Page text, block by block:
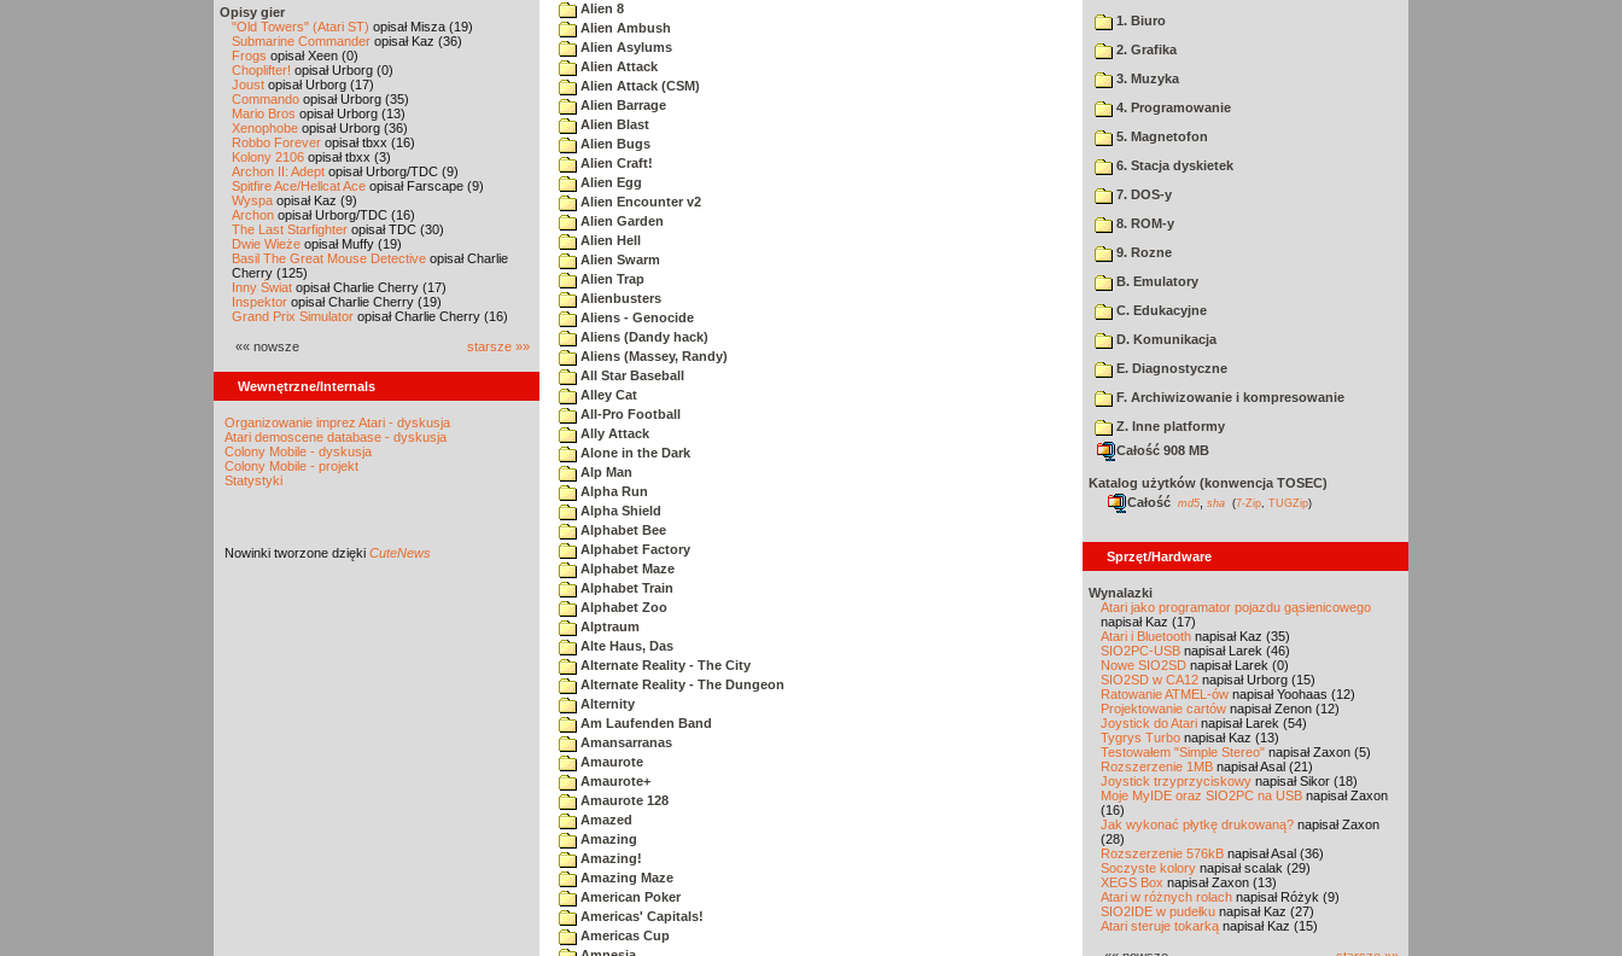
Opisy gier
"Old Towers" (Atari ST) opisał Misza (19)
Submarine Commander opisał Kaz (36)
Frogs opisał Xeen (0)
Choplifter! opisał Urborg (0)
Joust opisał Urborg (17)
Commando opisał Urborg (35)
Mario Bros opisał Urborg (13)
Xenophobe opisał Urborg (36)
Robbo Forever opisał tbxx (16)
Kolony 2106 opisał tbxx (3)
Archon II: Adept opisał Urborg/TDC (9)
Spitfire Ace/Hellcat Ace opisał Farscape (9)
Wyspa opisał Kaz (9)
Archon opisał Urborg/TDC (16)
The Last Starfighter opisał TDC (30)
Dwie Wieże opisał Muffy (19)
Basil The Great Mouse Detective opisał Charlie
Cherry (125)
Inny Świat opisał Charlie Cherry (17)
Inspektor opisał Charlie Cherry (19)
Grand Prix Simulator opisał Charlie Cherry (16)
«« nowsze starsze »»
Wewnętrzne/Internals
Organizowanie imprez Atari - dyskusja
Atari demoscene database - dyskusja
Colony Mobile - dyskusja
Colony Mobile - projekt
Statystyki
Nowinki tworzone dzięki CuteNews
Alien 8
Alien Ambush
Alien Asylums
Alien Attack
Alien Attack (CSM)
Alien Barrage
Alien Blast
Alien Bugs
Alien Craft!
Alien Egg
Alien Encounter v2
Alien Garden
Alien Hell
Alien Swarm
Alien Trap
Alienbusters
Aliens - Genocide
Aliens (Dandy hack)
Aliens (Massey, Randy)
All Star Baseball
Alley Cat
All-Pro Football
Ally Attack
Alone in the Dark
Alp Man
Alpha Run
Alpha Shield
Alphabet Bee
Alphabet Factory
Alphabet Maze
Alphabet Train
Alphabet Zoo
Alptraum
Alte Haus, Das
Alternate Reality - The City
Alternate Reality - The Dungeon
Alternity
Am Laufenden Band
Amansarranas
Amaurote
Amaurote+
Amaurote 128
Amazed
Amazing
Amazing!
Amazing Maze
American Poker
Americas' Capitals!
Americas Cup
1. Biuro
2. Grafika
3. Muzyka
4. Programowanie
5. Magnetofon
6. Stacja dyskietek
7. DOS-y
8. ROM-y
9. Rozne
B. Emulatory
C. Edukacyjne
D. Komunikacja
E. Diagnostyczne
F. Archiwizowanie i kompresowanie
Z. Inne platformy
Całość 908 MB
Katalog użytków (konwencja TOSEC)
Całość md5 sha (7-Zip TUGZip)
Sprzęt/Hardware
Wynalazki
Atari jako programator pojazdu gąsienicowego
napisał Kaz (17)
Atari i Bluetooth napisał Kaz (35)
SIO2PC-USB napisał Larek (46)
Nowe SIO2SD napisał Larek (0)
SIO2SD w CA12 napisał Urborg (15)
Ratowanie ATMEL-ów napisał Yoohaas (12)
Projektowanie cartów napisał Zenon (12)
Joystick do Atari napisał Larek (54)
Tygrys Turbo napisał Kaz (13)
Testowałem "Simple Stereo" napisał Zaxon (5)
Rozszerzenie 1MB napisał Asal (21)
Joystick trzyprzyciskowy napisał Sikor (18)
Moje MyIDE oraz SIO2PC na USB napisał Zaxon
(16)
Jak wykonać płytkę drukowaną? napisał Zaxon
(28)
Rozszerzenie 576kB napisał Asal (36)
Soczyste kolory napisał scalak (29)
XEGS Box napisał Zaxon (13)
Atari w różnych rolach napisał Różyk (9)
SIO2IDE w pudełku napisał Kaz (27)
Atari steruje tokarką napisał Kaz (15)